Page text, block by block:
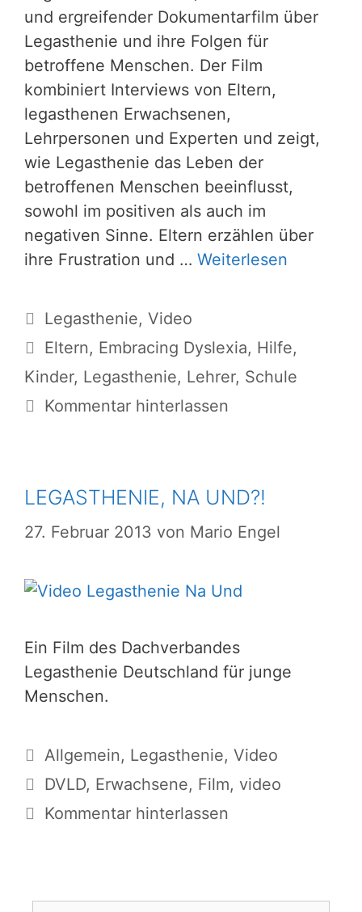
und ergreifender Dokumentarfilm über
Legasthenie und ihre Folgen für
betroffene Menschen. Der Film
kombiniert Interviews von Eltern,
legasthenen Erwachsenen,
Lehrpersonen und Experten und zeigt,
wie Legasthenie das Leben der
betroffenen Menschen beeinflusst,
sowohl im positiven als auch im
negativen Sinne. Eltern erzählen über
ihre Frustration und … Weiterlesen
Kategorien
Legasthenie, Video
Schlagwörter
Eltern, Embracing Dyslexia, Hilfe,
Kinder, Legasthenie, Lehrer, Schule
Kommentar hinterlassen
LEGASTHENIE, NA UND?!
27. Februar 2013 von Mario Engel
Ein Film des Dachverbandes
Legasthenie Deutschland für junge
Menschen.
Kategorien
Allgemein, Legasthenie, Video
Schlagwörter
DVLD, Erwachsene, Film, video
Kommentar hinterlassen